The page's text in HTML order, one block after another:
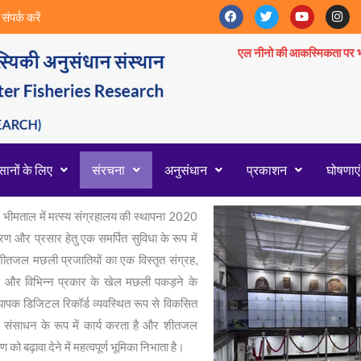
संपर्क करें
F
a
c
T
w
i
t
t
Y
o
u
t
u
I
n
s
t
a
एल नीनो की आकस्मिकता
के लिए संरचना अनुसंधान प्रकाशन घोषणाएं
में मत्स्य संग्रहालय की स्थापना 2020
और प्रसार हेतु एक समर्पित सुविधा के रूप में
मछली प्रजातियों का एक विस्तृत संग्रह,
और विभिन्न प्रकार के खेल मछली पकड़ने के
डिजिटल रिकॉर्ड व्यवस्थित रूप से विकसित
संसाधन के रूप में कार्य करता है और शीतजल
बढ़ावा देने में महत्वपूर्ण भूमिका निभाता है।